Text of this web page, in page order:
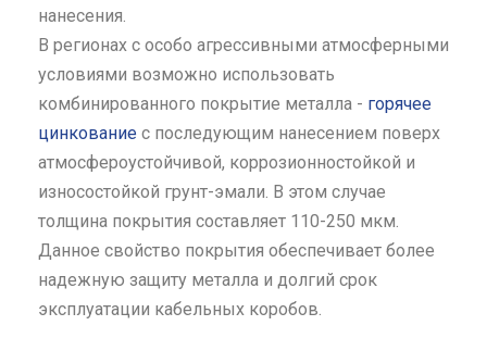
нанесения.
В регионах с особо агрессивными атмосферными
условиями возможно использовать
комбинированного покрытие металла - горячее
цинкование с последующим нанесением поверх
атмосфероустойчивой, коррозионностойкой и
износостойкой грунт-эмали. В этом случае
толщина покрытия составляет 110-250 мкм.
Данное свойство покрытия обеспечивает более
надежную защиту металла и долгий срок
эксплуатации кабельных коробов.